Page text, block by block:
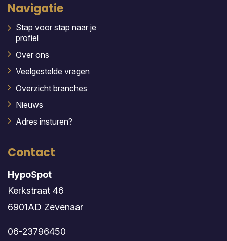
Navigatie
Stap voor stap naar je
profiel
Over ons
Veelgestelde vragen
Overzicht branches
Nieuws
Adres insturen?
Contact
HypoSpot
Kerkstraat 46
6901AD Zevenaar
06-23796450